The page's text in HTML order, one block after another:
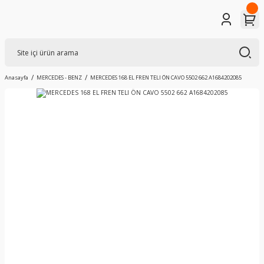
Anasayfa MERCEDES - BENZ MERCEDES 168 EL FREN TELI ÖN CAVO 5502 662 A1684202085